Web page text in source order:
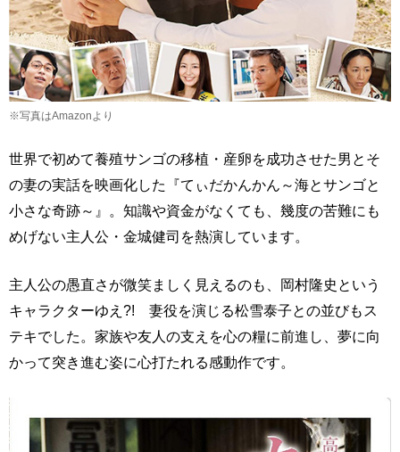
※写真はAmazonより
世界で初めて養殖サンゴの移植・産卵を成功させた男とそ
の妻の実話を映画化した『てぃだかんかん～海とサンゴと
小さな奇跡～』。知識や資金がなくても、幾度の苦難にも
めげない主人公・金城健司を熱演しています。
主人公の愚直さが微笑ましく見えるのも、岡村隆史という
キャラクターゆえ?! 妻役を演じる松雪泰子との並びもス
テキでした。家族や友人の支えを心の糧に前進し、夢に向
かって突き進む姿に心打たれる感動作です。